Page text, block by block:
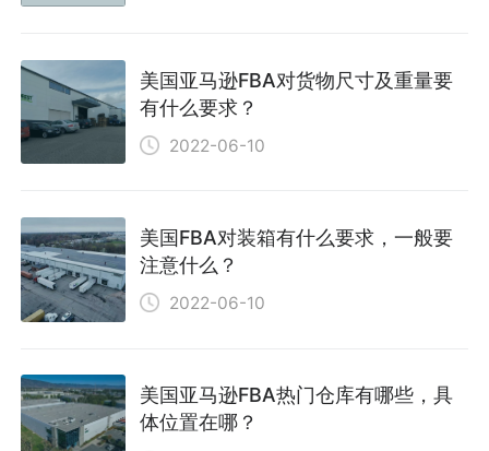
美国亚马逊FBA对货物尺寸及重量要
有什么要求？
2022-06-10
美国FBA对装箱有什么要求，一般要
注意什么？
2022-06-10
美国亚马逊FBA热门仓库有哪些，具
体位置在哪？